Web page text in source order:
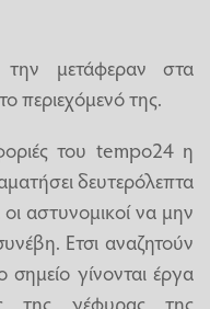
μετάφεραν στα
περιεχόμενό της.
του tempo24 η
δευτερόλεπτα
αστυνομικοί να μην
Ετσι αναζητούν
γίνονται έργα
της γέφυρας της